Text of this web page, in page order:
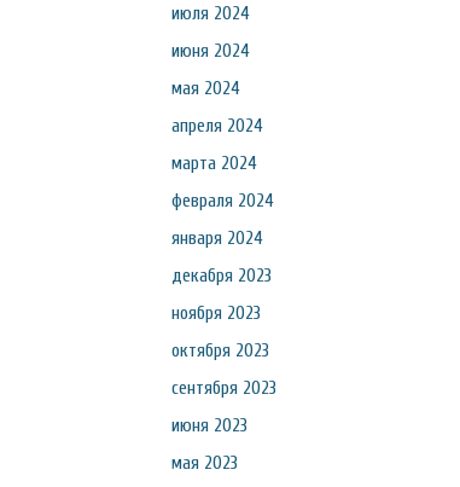
июля 2024
июня 2024
мая 2024
апреля 2024
марта 2024
февраля 2024
января 2024
декабря 2023
ноября 2023
октября 2023
сентября 2023
июня 2023
мая 2023